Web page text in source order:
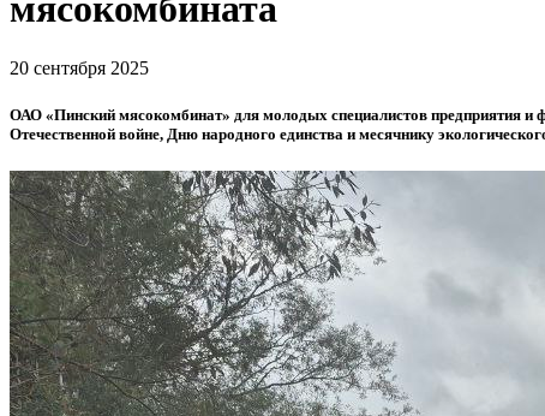
мясокомбината
20 сентября 2025
ОАО «Пинский мясокомбинат» для молодых специалистов предприятия
Отечественной войне, Дню народного единства и месячнику